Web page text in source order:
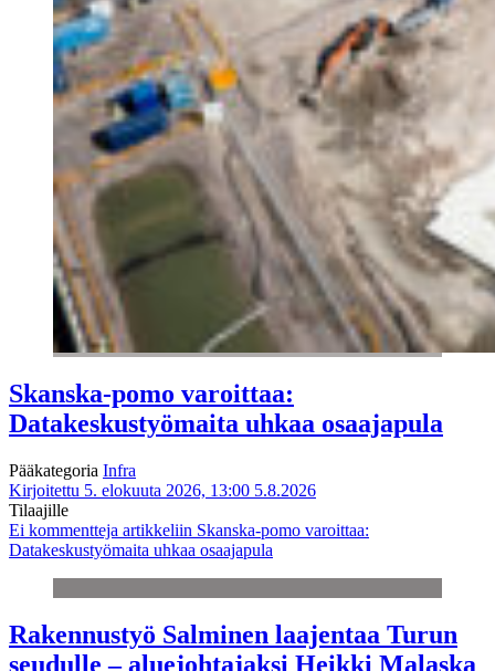
Skanska-pomo varoittaa:
Datakeskustyömaita uhkaa osaajapula
Pääkategoria Infra
Kirjoitettu 5. elokuuta 2026, 13:00 5.8.2026
Tilaajille
Ei kommentteja artikkeliin Skanska-pomo varoittaa:
Datakeskustyömaita uhkaa osaajapula
Rakennustyö Salminen laajentaa Turun
seudulle – aluejohtajaksi Heikki Malaska